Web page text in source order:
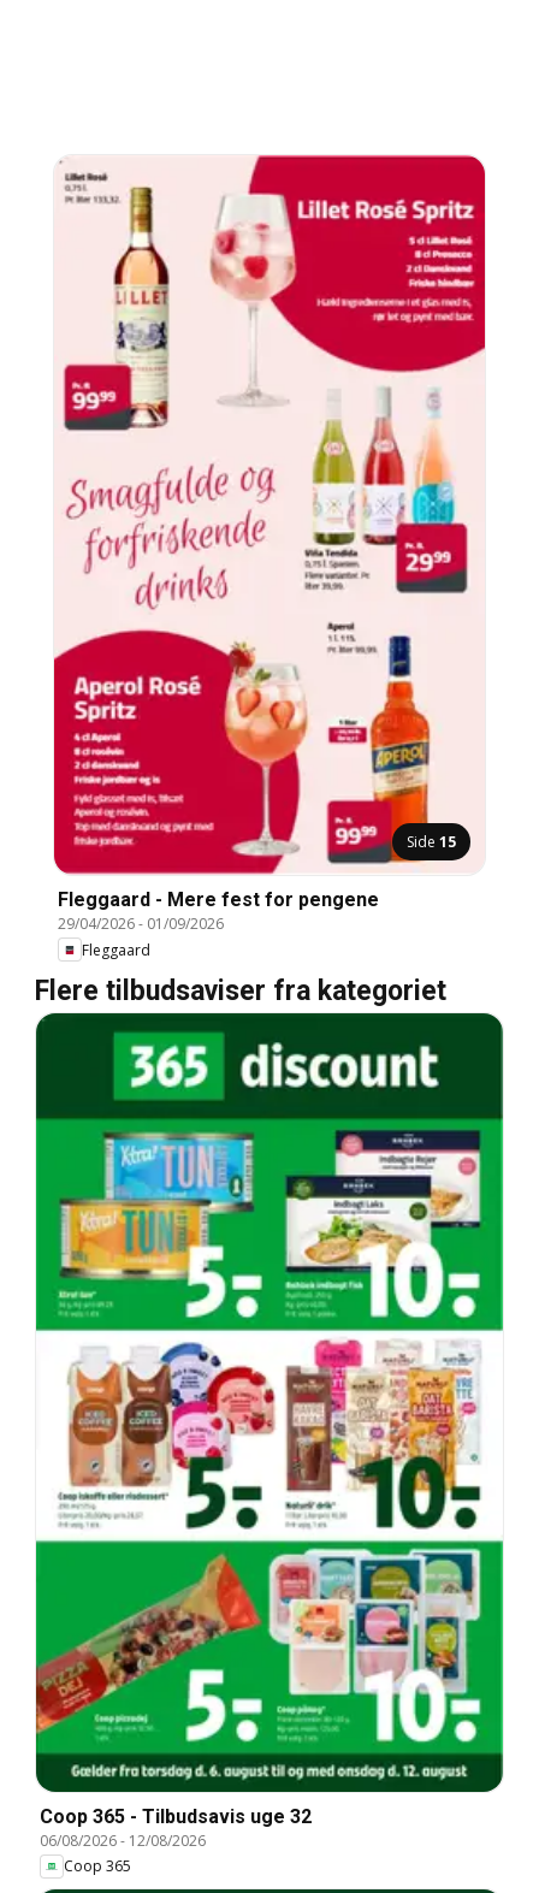
Side 15
Fleggaard - Mere fest for pengene
29/04/2026- 01/09/2026
Fleggaard
Flere tilbudsaviser fra kategoriet
Coop 365 - Tilbudsavis uge 32
06/08/2026- 12/08/2026
Coop 365